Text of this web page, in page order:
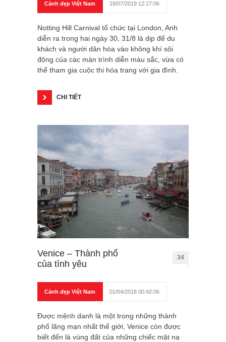
Cảnh đẹp Việt Nam 18/07/2019 12:27:06
Notting Hill Carnival tổ chức tại London, Anh
diễn ra trong hai ngày 30, 31/8 là dịp để du
khách và người dân hòa vào không khí sôi
động của các màn trình diễn màu sắc, vừa có
thể tham gia cuộc thi hóa trang với gia đình.
CHI TIẾT
Venice – Thành phố
của tình yêu
34
Cảnh đẹp Việt Nam 01/04/2018 00:42:06
Được mệnh danh là một trong những thành
phố lãng mạn nhất thế giới, Venice còn được
biết đến là vùng đất của những chiếc mặt nạ